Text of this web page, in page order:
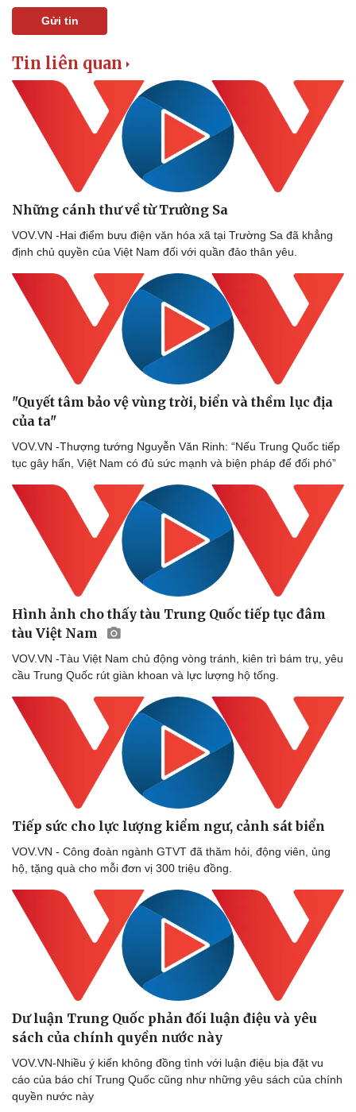
Bóng đá
Lịch thi đấu bóng đá
eSports
Doanh nghiệp
Gửi tin
Tin liên quan
Những cánh thư về từ Trường Sa
VOV.VN -Hai điểm bưu điện văn hóa xã tại Trường Sa đã khẳng
định chủ quyền của Việt Nam đối với quần đảo thân yêu.
"Quyết tâm bảo vệ vùng trời, biển và thềm lục địa
của ta"
VOV.VN -Thượng tướng Nguyễn Văn Rinh: “Nếu Trung Quốc tiếp
tục gây hấn, Việt Nam có đủ sức mạnh và biện pháp để đối phó”
Hình ảnh cho thấy tàu Trung Quốc tiếp tục đâm
tàu Việt Nam
VOV.VN -Tàu Việt Nam chủ động vòng tránh, kiên trì bám trụ, yêu
cầu Trung Quốc rút giàn khoan và lực lượng hộ tống.
Tiếp sức cho lực lượng kiểm ngư, cảnh sát biển
VOV.VN - Công đoàn ngành GTVT đã thăm hỏi, động viên, ủng
hộ, tặng quà cho mỗi đơn vị 300 triệu đồng.
Dư luận Trung Quốc phản đối luận điệu và yêu
sách của chính quyền nước này
VOV.VN-Nhiều ý kiến không đồng tình với luận điệu bịa đặt vu
cáo của báo chí Trung Quốc cũng như những yêu sách của chính
quyền nước này